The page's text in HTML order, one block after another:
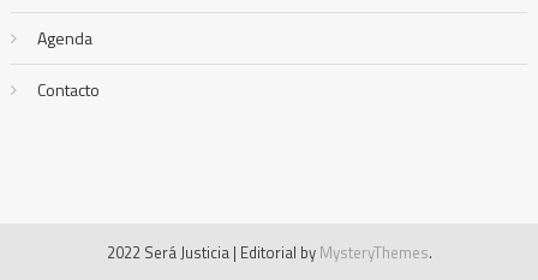
Agenda
Contacto
2022 Será Justicia | Editorial by MysteryThemes.